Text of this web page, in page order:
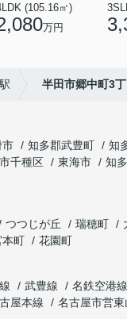
(105.16㎡)
万円
半田市郷中町3
市 知多郡武豊町
知
千種区 東海市
知
つつじが丘 瑞穂町
本町
花園町
武豊線
名鉄空港線
屋本線
名古屋市営東